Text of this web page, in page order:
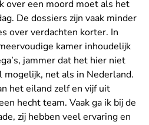
over een moord moet als het
De dossiers zijn vaak minder
over verdachten korter. In
kamer inhoudelijk
jammer dat het hier niet
mogelijk, net als in Nederland.
het eiland zelf en vijf uit
hecht team. Vaak ga ik bij de
zij hebben veel ervaring en